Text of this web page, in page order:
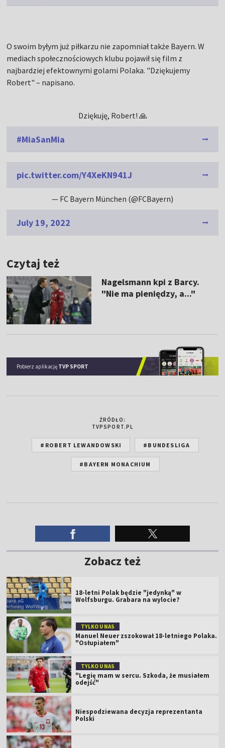
O swoim byłym już piłkarzu nie zapomniał także Bayern. W
mediach społecznościowych klubu pojawił się film z
najbardziej efektownymi golami Polaka. "Dziękujemy
Robert" – napisano.
Dziękuję, Robert! 🙏
#MiaSanMia
pic.twitter.com/Y4XeKN941J
— FC Bayern München (@FCBayern)
July 19, 2022
Czytaj też
Nagelsmann kpi z Barcy.
"Nie ma pieniędzy, a..."
Pobierz aplikację TVP SPORT
ŹRÓDŁO:
TVPSPORT.PL
#ROBERT LEWANDOWSKI #BUNDESLIGA
#BAYERN MONACHIUM
Zobacz też
18-letni Polak będzie "jedynką" w
Wolfsburgu. Grabara na wylocie?
TYLKO U NAS
Manuel Neuer zszokował 18-letniego Polaka.
"Osłupiałem"
TYLKO U NAS
"Legię mam w sercu. Szkoda, że musiałem
odejść"
Niespodziewana decyzja reprezentanta
Polski